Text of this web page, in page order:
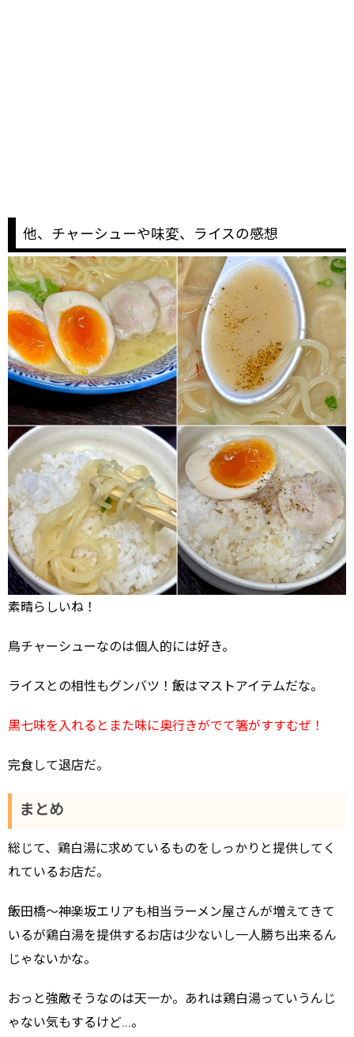
他、チャーシューや味変、ライスの感想
素晴らしいね！
鳥チャーシューなのは個人的には好き。
ライスとの相性もグンバツ！飯はマストアイテムだな。
黒七味を入れるとまた味に奥行きがでて箸がすすむぜ！
完食して退店だ。
まとめ
総じて、鶏白湯に求めているものをしっかりと提供してく
れているお店だ。
飯田橋～神楽坂エリアも相当ラーメン屋さんが増えてきて
いるが鶏白湯を提供するお店は少ないし一人勝ち出来るん
じゃないかな。
おっと強敵そうなのは天一か。あれは鶏白湯っていうんじ
ゃない気もするけど…。